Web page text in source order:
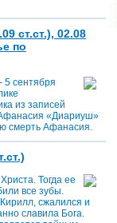
ст.ст.), 02.08
по
5 сентября
из записей
Афанасия «Диариуш»
смерть Афанасия.
Тогда ее
все зубы.
сжалился и
славила Бога.